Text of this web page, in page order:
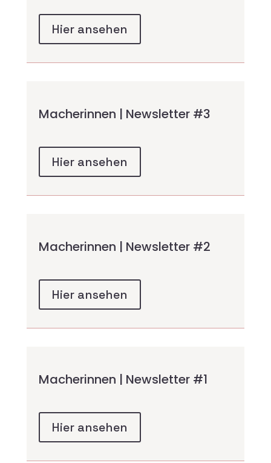
Hier ansehen
Macherinnen | Newsletter #3
Hier ansehen
Macherinnen | Newsletter #2
Hier ansehen
Macherinnen | Newsletter #1
Hier ansehen